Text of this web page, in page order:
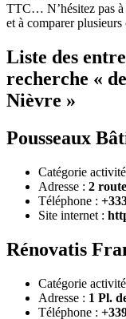
TTC… N’hésitez pas à
et à comparer plusieurs
Liste des
recherche «
Nièvre »
Pousseaux
Catégorie
Adresse : 2
Téléphone :
Site internet :
Rénovatis
Catégorie
Adresse : 1 Pl.
Téléphone :